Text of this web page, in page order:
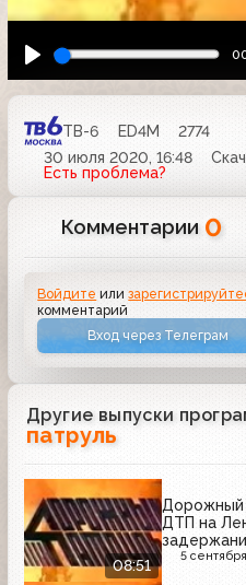
ТВ-6 ED4M
2774
30 июля 2020, 16:48
Есть проблема?
Комментарии 0
Войдите или
комментарий
Вход через Телеграм
Другие выпуски
патруль
08:51
Дорожный
ДТП на
5